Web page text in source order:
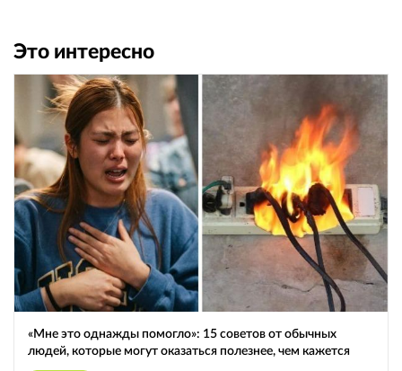
Это интересно
«Мне это однажды помогло»: 15 советов от обычных
людей, которые могут оказаться полезнее, чем кажется